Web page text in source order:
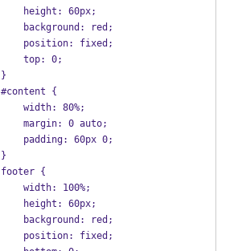
    height: 60px;
    background: red;
    position: fixed;
    top: 0;
}
#content {
    width: 80%;
    margin: 0 auto;
    padding: 60px 0;
}
footer {
    width: 100%;
    height: 60px;
    background: red;
    position: fixed;